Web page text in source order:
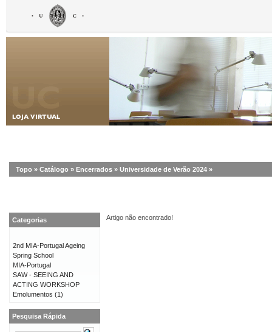
Topo » Catálogo » Encerrados » Universidade de Verão 2024 »
Artigo não encontrado!
Categorias
2nd MIA-Portugal Ageing
Spring School
MIA-Portugal
SAW - SEEING AND
ACTING WORKSHOP
Emolumentos (1)
Pesquisa Rápida